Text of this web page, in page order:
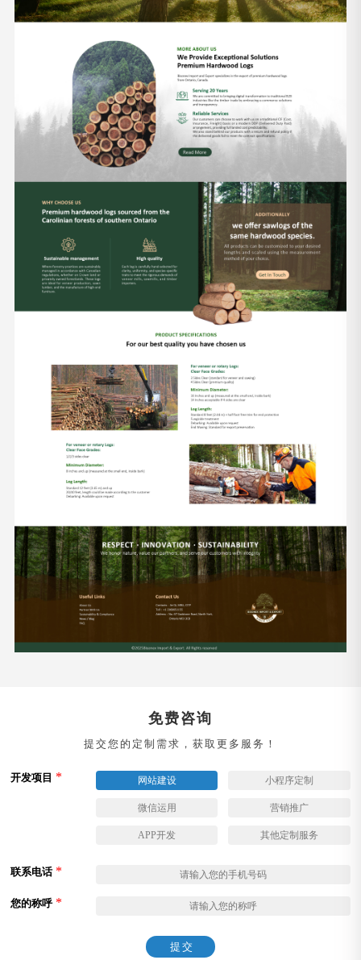
免费咨询
提交您的定制需求，获取更多服务！
开发项目 * 网站建设 小程序定制
微信运用 营销推广
APP开发 其他定制服务
联系电话 *
您的称呼 *
提交